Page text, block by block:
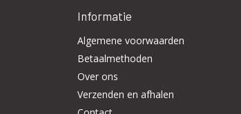
Informatie
Algemene voorwaarden
Betaalmethoden
Over ons
Verzenden en afhalen